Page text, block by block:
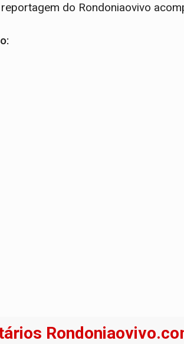
do Rondoniaovivo